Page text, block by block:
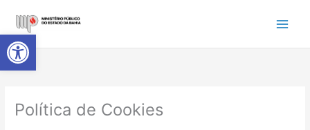
o
conteúdo
Política de Cookies
Abrir a barra de ferramentas